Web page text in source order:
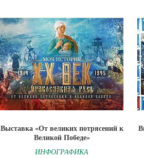
Выставка «От великих потрясений к
Великой Победе»
ИНФОГРАФИКА